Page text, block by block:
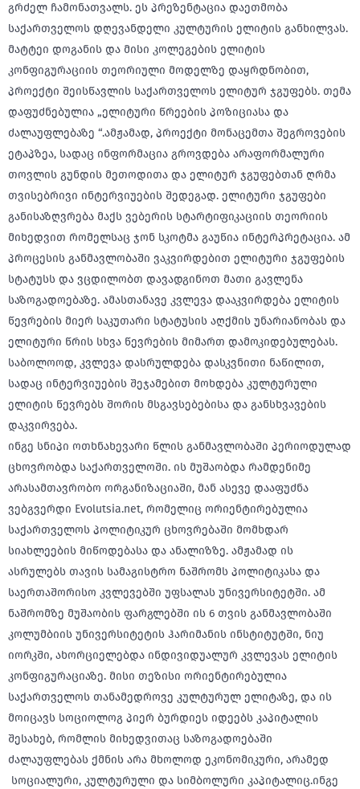
გრძელ ჩამონათვალს. ეს პრეზენტაცია დაეთმობა
საქართველოს დღევანდელი კულტურის ელიტის განხილვას.
მატტეი დოგანის და მისი კოლეგების ელიტის
კონფიგურაციის თეორიული მოდელზე დაყრდნობით,
პროექტი შეისწავლის საქართველოს ელიტურ ჯგუფებს. თემა
დაფუძნებულია „ელიტური წრეების პოზიციასა და
ძალაუფლებაზე “.ამჟამად, პროექტი მონაცემთა შეგროვების
ეტაპზეა, სადაც ინფორმაცია გროვდება არაფორმალური
თოვლის გუნდის მეთოდითა და ელიტურ ჯგუფებთან ღრმა
თვისებრივი ინტერვიუების შედეგად. ელიტური ჯგუფები
განისაზღვრება მაქს ვებერის სტარტიფიკაციის თეორიის
მიხედვით რომელსაც ჯონ სკოტმა გაუწია ინტერპრეტაცია. ამ
პროცესის განმავლობაში ვაკვირდებით ელიტური ჯგუფების
სტატუსს და ვცდილობთ დავადგინოთ მათი გავლენა
საზოგადოებაზე. ამასთანავე კვლევა დააკვირდება ელიტის
წევრების მიერ საკუთარი სტატუსის აღქმის უნარიანობას და
ელიტური წრის სხვა წევრების მიმართ დამოკიდებულებას.
საბოლოოდ, კვლევა დასრულდება დასკვნითი ნაწილით,
სადაც ინტერვიუების შეჯამებით მოხდება კულტურული
ელიტის წევრებს შორის მსგავსებებისა და განსხვავების
დაკვირვება.
ინგე სნიპი ოთხნახევარი წლის განმავლობაში პერიოდულად
ცხოვრობდა საქართველოში. ის მუშაობდა რამდენიმე
არასამთავრობო ორგანიზაციაში, მან ასევე დააფუძნა
ვებგვერდი Evolutsia.net, რომელიც ორიენტირებულია
საქართველოს პოლიტიკურ ცხოვრებაში მომხდარ
სიახლეების მიწოდებასა და ანალიზზე. ამჟამად ის
ასრულებს თავის სამაგისტრო ნაშრომს პოლიტიკასა და
საერთაშორისო კვლევებში უფსალას უნივერსიტეტში. ამ
ნაშრომზე მუშაობის ფარგლებში ის 6 თვის განმავლობაში
კოლუმბიის უნივერსიტეტის ჰარიმანის ინსტიტუტში, ნიუ
იორკში, ახორციელებდა ინდივიდუალურ კვლევას ელიტის
კონფიგურაციაზე. მისი თეზისი ორიენტირებულია
საქართველოს თანამედროვე კულტურულ ელიტაზე, და ის
მოიცავს სოციოლოგ პიერ ბურდიეს იდეებს კაპიტალის
შესახებ, რომლის მიხედვითაც საზოგადოებაში
ძალაუფლებას ქმნის არა მხოლოდ ეკონომიკური, არამედ
სოციალური, კულტურული და სიმბოლური კაპიტალიც.ინგე